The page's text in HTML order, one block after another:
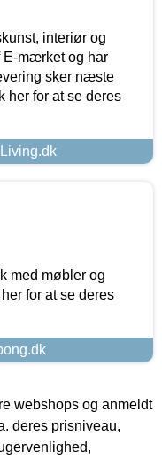
interiør og
E-mærket og har
sker næste
her for at se deres
med møbler og
for at se deres
webshops og anmeldt
deres prisniveau,